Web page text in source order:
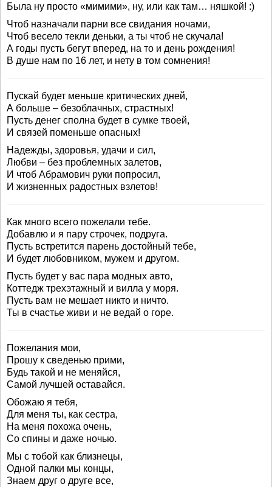
Была ну просто «мимими», ну, или как там… няшкой! :)
Чтоб назначали парни все свидания ночами,
Чтоб весело текли деньки, а ты чтоб не скучала!
А годы пусть бегут вперед, на то и день рождения!
В душе нам по 16 лет, и нету в том сомнения!
Пускай будет меньше критических дней,
А больше – безоблачных, страстных!
Пусть денег сполна будет в сумке твоей,
И связей поменьше опасных!
Надежды, здоровья, удачи и сил,
Любви – без проблемных залетов,
И чтоб Абрамович руки попросил,
И жизненных радостных взлетов!
Как много всего пожелали тебе.
Добавлю и я пару строчек, подруга.
Пусть встретится парень достойный тебе,
И будет любовником, мужем и другом.
Пусть будет у вас пара модных авто,
Коттедж трехэтажный и вилла у моря.
Пусть вам не мешает никто и ничто.
Ты в счастье живи и не ведай о горе.
Пожелания мои,
Прошу к сведенью прими,
Будь такой и не меняйся,
Самой лучшей оставайся.
Обожаю я тебя,
Для меня ты, как сестра,
На меня похожа очень,
Со спины и даже ночью.
Мы с тобой как близнецы,
Одной палки мы концы,
Знаем друг о друге все,